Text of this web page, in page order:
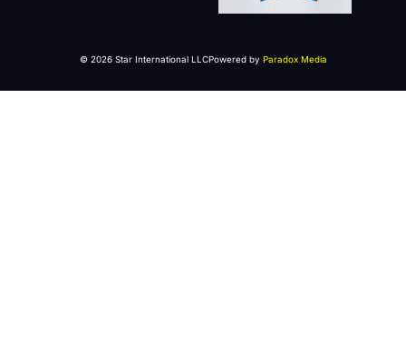
© 2026 Star International LLCPowered by Paradox Media